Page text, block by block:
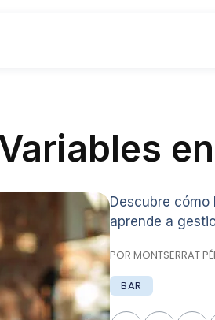
Descubre
aprende a
POR MONTSERRAT
BAR